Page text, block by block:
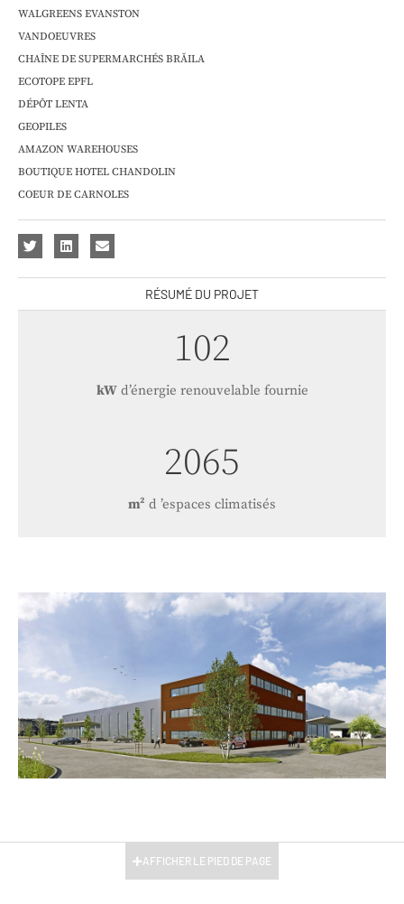
WALGREENS EVANSTON
VANDOEUVRES
CHAÎNE DE SUPERMARCHÉS BRĂILA
ECOTOPE EPFL
DÉPÔT LENTA
GEOPILES
AMAZON WAREHOUSES
BOUTIQUE HOTEL CHANDOLIN
COEUR DE CARNOLES
RÉSUMÉ DU PROJET
121
kWd’énergie renouvelable fournie
2455
m² d ’espaces climatisés
AFFICHER LE PIED DE PAGE